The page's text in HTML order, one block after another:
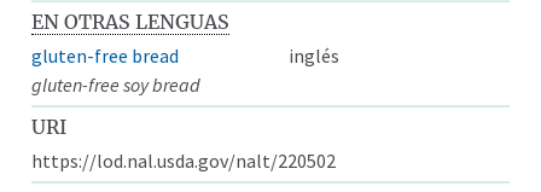
EN OTRAS LENGUAS
gluten-free bread
inglés
gluten-free soy bread
URI
https://lod.nal.usda.gov/nalt/220502